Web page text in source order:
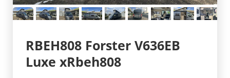
RBEH808 Forster V636EB
Luxe xRbeh808